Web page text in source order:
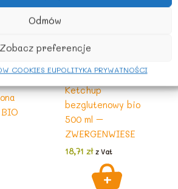
Odmów
Zobacz preferencje
COOKIES EUPOLITYKA PRYWATNOŚCI
BEZGLUTENOWE
Ketchup
bezglutenowy bio
500 ml –
ZWERGENWIESE
18,71 zł z Vat